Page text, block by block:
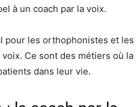
à un coach par la voix.
pour les orthophonistes et les
Ce sont des métiers où la
dans leur vie.